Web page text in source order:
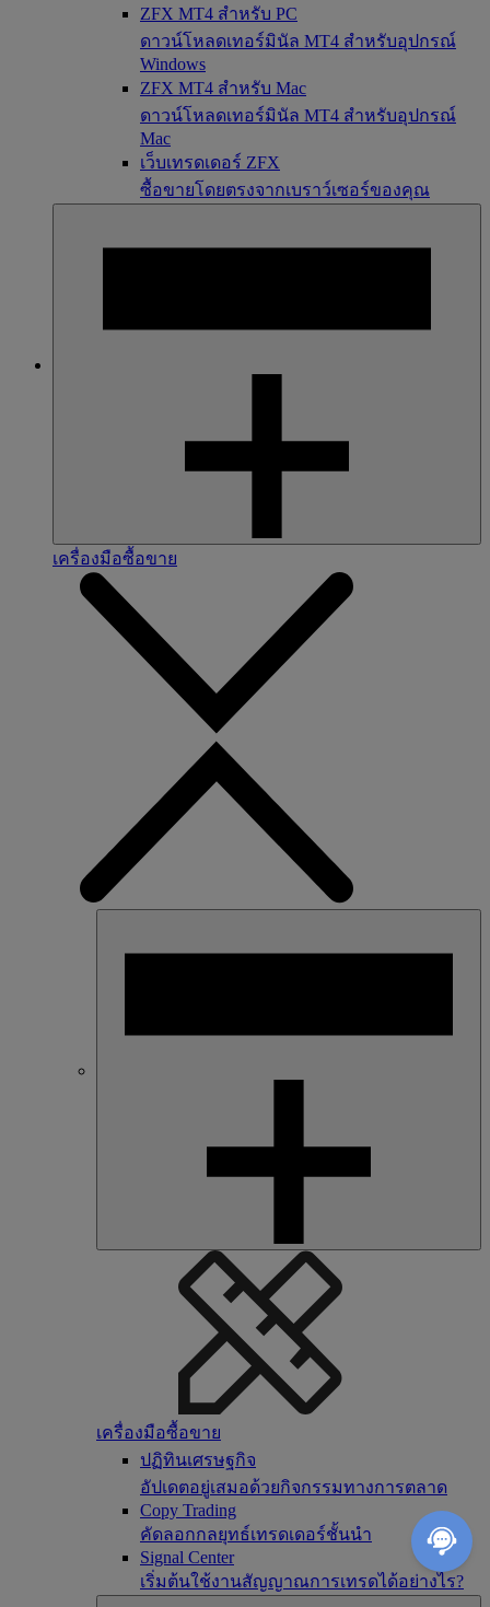
ZFX MT4 สำหรับ PC
ดาวน์โหลดเทอร์มินัล MT4 สำหรับอุปกรณ์
Windows
ZFX MT4 สำหรับ Mac
ดาวน์โหลดเทอร์มินัล MT4 สำหรับอุปกรณ์
Mac
เว็บเทรดเดอร์ ZFX
ซื้อขายโดยตรงจากเบราว์เซอร์ของคุณ
เครื่องมือซื้อขาย
เครื่องมือซื้อขาย
ปฏิทินเศรษฐกิจ
อัปเดตอยู่เสมอด้วยกิจกรรมทางการตลาด
Copy Trading
คัดลอกกลยุทธ์เทรดเดอร์ชั้นนำ
Signal Center
เริ่มต้นใช้งานสัญญาณการเทรดได้อย่างไร?